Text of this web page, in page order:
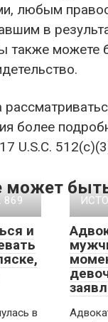
любым
в
также можете
более
U.S.C.
быть
869
и
в